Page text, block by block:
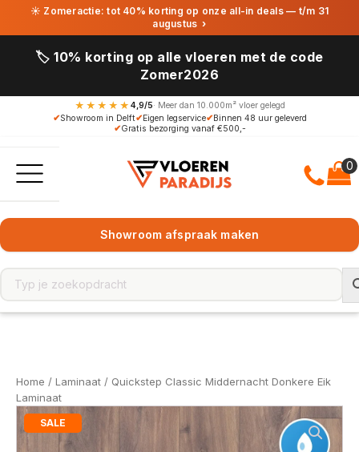
☀ Zomeractie: tot 40% korting op onze all-in deals — t/m 31
augustus ›
🏷️ 10% korting op alle vloeren met de code
Zomer2026
★★★★★ 4,9/5· Meer dan 10.000m² vloer gelegd
✔Showroom in Delft✔Eigen legservice✔Binnen 48 uur geleverd
✔Gratis bezorging vanaf €500,-
Showroom afspraak maken
Home / Laminaat / Quickstep Classic Middernacht Donkere Eik
Laminaat
SALE